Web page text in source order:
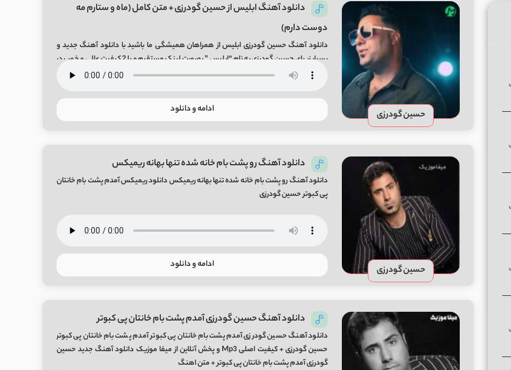
حسین گودرزی
دانلود آهنگ ابلیس از حسین گودرزی + متن کامل (ماه و ستارم مه
دوست دارم)
دانلود آهنگ حسین گودرزی ابلیس از همراهان همیشگی ما باشید با دانلود آهنگ جدید و
بسیار زیبای حسین گودرزی به نام “ابلیس ” بصورت لینک مستقیم و با 2 کیفیت عالی و خوب در
رسانه معتبر میفا موزیک Eblis Song By Hosein Goodarzi From Mifa-Music
ادامه و دانلود
حسین گودرزی
دانلود آهنگ رو پشت بام خانه شده تنها بهانه ریمیکس
دانلود آهنگ رو پشت بام خانه شده تنها بهانه ریمیکس دانلود ریمیکس آمدم پشت بام خانتان
پی کبوتر حسین گودرزی
ادامه و دانلود
دانلود آهنگ حسین گودرزی آمدم پشت بام خانتان پی کبوتر
دانلود آهنگ حسین گودرزی آمدم پشت بام خانتان پی کبوتر آمدم پشت بام خانتان پی کبوتر
حسین گودرزی + کیفیت اصلی Mp3 و پخش آنلاین از میفا موزیک دانلود آهنگ جدید حسین
گودرزی آمدم پشت بام خانتان پی کبوتر + متن اهنگ